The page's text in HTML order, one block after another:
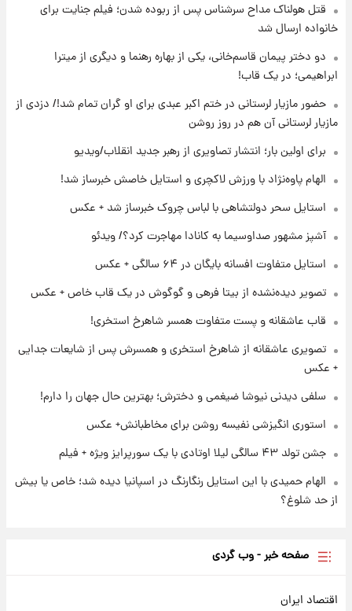
۱۹ ساعت پیش
لیونل مسی عزادار شد! + جزئیات
۲۳ ساعت پیش
لحظه برخورد رعد و برق به ساختمان مرکز تجارت
جهانی در آمریکا + فیلم
۲۳ ساعت پیش
برای اولین بار؛ انتشار تصاویری از رهبر جدید
انقلاب/ویدیو
تصاویر عمامه بستن به شیوه خاتمی/ویدیو
قتل هولناک مداح سرشناس پس از ربوده شدن؛ فیلم جنایت برای
خانواده ارسال شد
دو دختر پیمان قاسم‌خانی، یکی از بهاره رهنما و دیگری از میترا
ابراهیمی؛ در یک قاب!
حضور مازیار لرستانی در ختم اکبر عبدی برای او گران تمام شد!/ دزدی از
مازیار لرستانی آن هم در روز روشن
برای اولین بار؛ انتشار تصاویری از رهبر جدید انقلاب/ویدیو
الهام پاوه‌نژاد با ورزش لاکچری و استایل خاصش خبرساز شد!
استایل سحر دولتشاهی با لباس چروک خبرساز شد + عکس
آشپز مشهور صداوسیما به کانادا مهاجرت کرد؟/ ویدئو
استایل متفاوت افسانه بایگان در ۶۴ سالگی + عکس
تصویر دیده‌نشده از بیتا فرهی و گوگوش در یک قاب خاص + عکس
قاب عاشقانه و پست متفاوت همسر شاهرخ استخری!
تصویری عاشقانه از شاهرخ استخری و همسرش پس از شایعات جدایی
+ عکس
سلفی دیدنی نیوشا ضیغمی و دخترش؛ بهترین حال جهان را دارم!
استوری انگیزشی نفیسه روشن برای مخاطبانش+ عکس
جشن تولد ۴۳ سالگی لیلا اوتادی با یک سورپرایز ویژه + فیلم
الهام حمیدی با این استایل رنگارنگ در اسپانیا دیده شد؛ خاص یا بیش
از حد شلوغ؟
صفحه خبر - وب گردی
اقتصاد ایران